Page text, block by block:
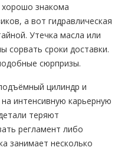
хорошо знакома
а вот гидравлическая
Утечка масла или
сорвать сроки доставки.
сюрпризы.
цилиндр и
интенсивную карьерную
теряют
регламент либо
занимает несколько